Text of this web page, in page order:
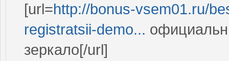
[url=http://bonus-vsem01.ru/
registratsii-demo...
зеркало[/url]